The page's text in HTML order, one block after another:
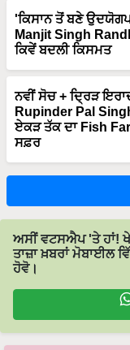
'ਕਿਸਾਨ ਤੋਂ ਬਣੇ
Manjit Singh
ਕਿਵੇਂ ਬਦਲੀ ਕਿਸਮਤ
ਨਵੀਂ ਸੋਚ + ਦ੍ਰਿੜ
Rupinder Pal
ਏਕੜ ਤੱਕ ਦਾ Fish
ਸਫ਼ਰ
ਅਸੀਂ ਵਟਸਐਪ 'ਤੇ ਹਾਂ!
ਤਾਜ਼ਾ ਖ਼ਬਰਾਂ ਮੋਬਾਈਲ
ਹੋਵੋ।